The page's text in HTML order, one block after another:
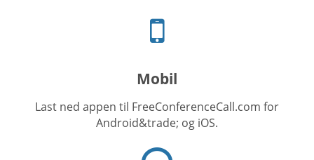
Telefon-
ikon
Mobil
Last ned appen til FreeConferenceCall.com for
Android&trade; og iOS.